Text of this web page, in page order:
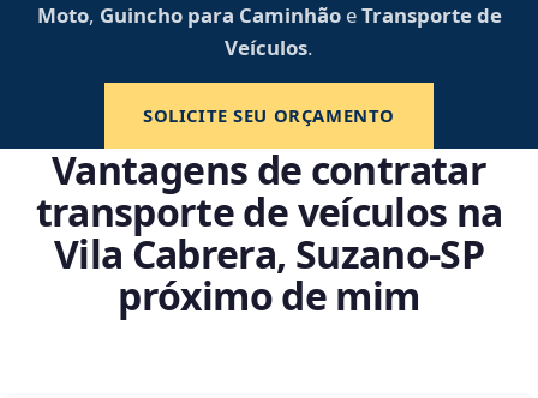
Moto, Guincho para CaminhãoeTransporte de
Veículos.
SOLICITE SEU ORÇAMENTO
Vantagens de contratar
transporte de veículos na
Vila Cabrera, Suzano‑SP
próximo de mim